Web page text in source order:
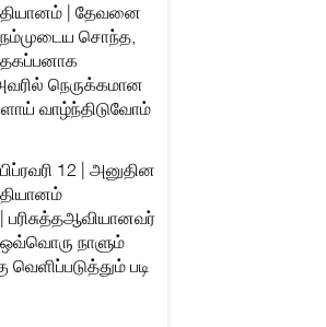
தியானம் | தேவனை
நம்முடைய சொந்த,
தகப்பனாக
நெருக்கமான
வாழ்ந்திடுவோம்
பிப்ரவரி 12 | அனுதின
தியானம்
| பரிசுத்தஆவியானவர்
ஒவ்வொரு நாளும்
படி